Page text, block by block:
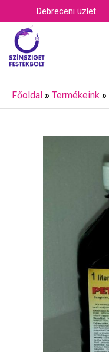
Debreceni üzlet
Főoldal » Termékeink »